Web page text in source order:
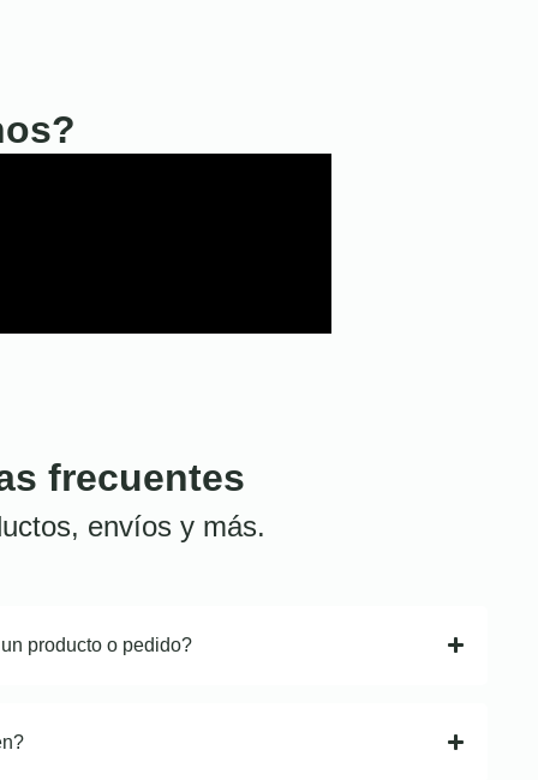
frecuentes
envíos y más.
producto o pedido?